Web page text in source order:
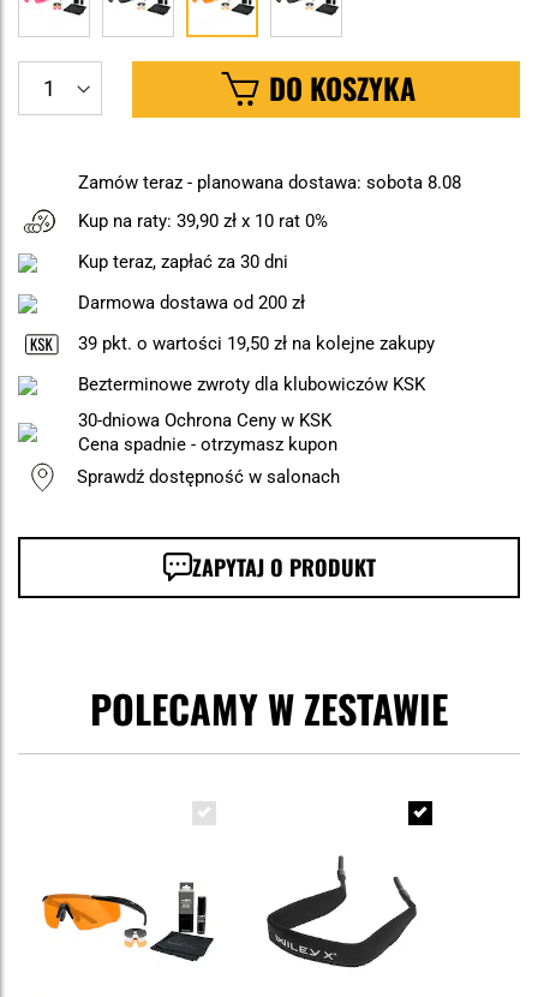
DO KOSZYKA
Zamów teraz - planowana dostawa: sobota 8.08
Kup na raty: 39,90 zł x 10 rat 0%
Kup teraz, zapłać za 30 dni
Darmowa dostawa od 200 zł
39 pkt. o wartości 19,50 zł na kolejne zakupy
Bezterminowe zwroty dla klubowiczów KSK
30-dniowa Ochrona Ceny w KSK
Cena spadnie - otrzymasz kupon
Sprawdź dostępność w salonach
ZAPYTAJ O PRODUKT
POLECAMY W ZESTAWIE